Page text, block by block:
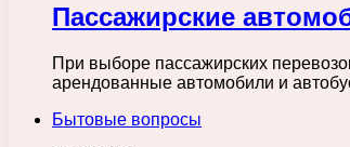
Пассажирские
При выборе пассажирских
арендованные автомобили и
Бытовые вопросы